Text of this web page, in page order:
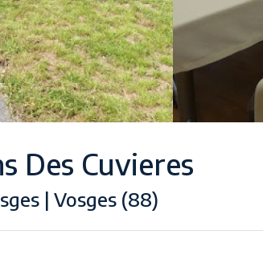
Des Cuvieres
| Vosges (88)